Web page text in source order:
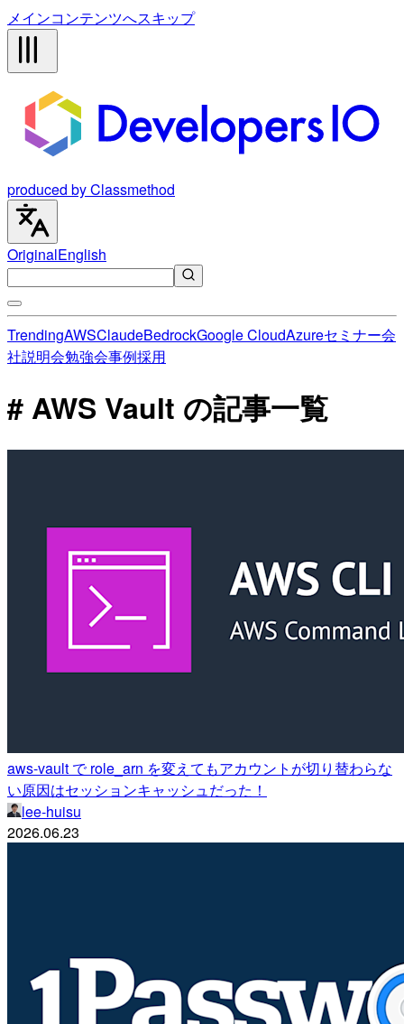
メインコンテンツへスキップ
produced by Classmethod
OriginalEnglish
TrendingAWSClaudeBedrockGoogle CloudAzureセミナー会
社説明会勉強会事例採用
# AWS Vault の記事一覧
aws-vault で role_arn を変えてもアカウントが切り替わらな
い原因はセッションキャッシュだった！
lee-huisu
2026.06.23